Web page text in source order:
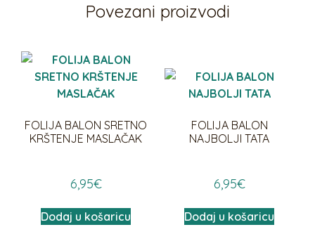
Povezani proizvodi
FOLIJA BALON SRETNO
KRŠTENJE MASLAČAK
6,95€
Dodaj u košaricu
FOLIJA BALON
NAJBOLJI TATA
6,95€
Dodaj u košaricu